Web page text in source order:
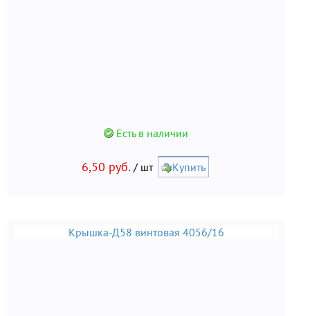
Есть в наличии
6,50 руб. / шт Купить
Крышка-Д58 винтовая 4056/16